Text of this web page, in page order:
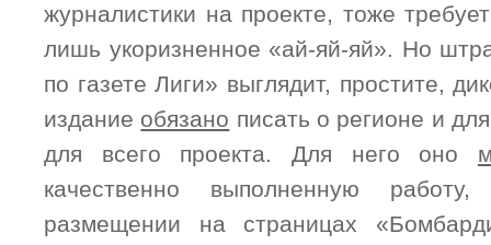
журналистики на проекте, тоже
лишь укоризненное «ай-яй-яй». Но
по газете Лиги» выглядит, простите,
издание обязано писать о регионе и
для всего проекта. Для него оно
качественно выполненную
размещении на страницах